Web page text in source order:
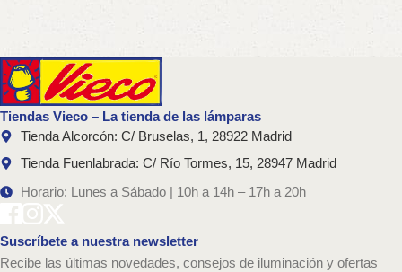
Tiendas Vieco – La tienda de las lámparas
Tienda Alcorcón: C/ Bruselas, 1, 28922 Madrid
Tienda Fuenlabrada: C/ Río Tormes, 15, 28947 Madrid
Horario: Lunes a Sábado | 10h a 14h – 17h a 20h
Suscríbete a nuestra newsletter
Recibe las últimas novedades, consejos de iluminación y ofertas